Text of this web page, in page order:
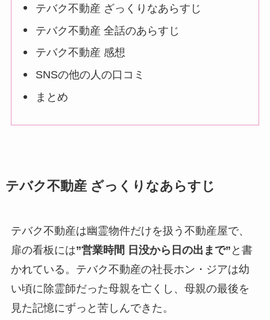
テバク不動産 ざっくりなあらすじ
テバク不動産 全話のあらすじ
テバク不動産 感想
SNSの他の人の口コミ
まとめ
テバク不動産 ざっくりなあらすじ
テバク不動産は幽霊物件だけを扱う不動産屋で、
扉の看板には”営業時間 日没から日の出まで” と書
かれている。テバク不動産の社長ホン・ジアは幼
い頃に除霊師だった母親を亡くし、母親の最後を
見た記憶にずっと苦しんできた。